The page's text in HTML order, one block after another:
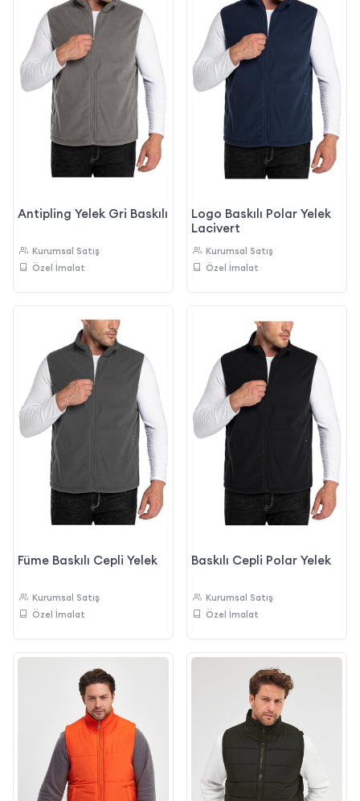
Antipling Yelek Gri Baskılı
Kurumsal Satış
Özel İmalat
Logo Baskılı Polar Yelek
Lacivert
Kurumsal Satış
Özel İmalat
Füme Baskılı Cepli Yelek
Kurumsal Satış
Özel İmalat
Baskılı Cepli Polar Yelek
Kurumsal Satış
Özel İmalat